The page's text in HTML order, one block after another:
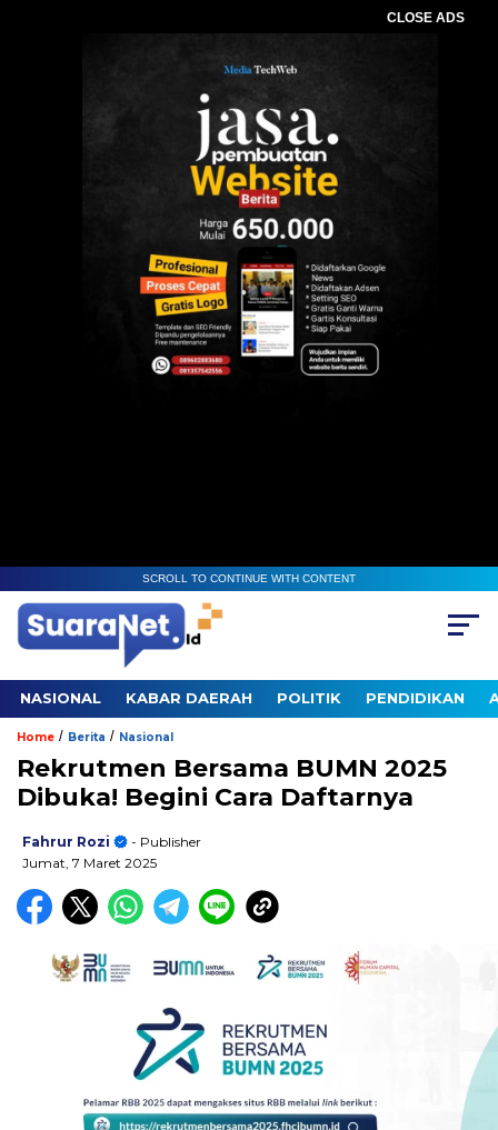
CLOSE ADS
SCROLL TO CONTINUE WITH CONTENT
NASIONAL KABAR DAERAH POLITIK PENDIDIKAN
Home / Berita / Nasional
Rekrutmen Bersama BUMN 2025
Dibuka! Begini Cara Daftarnya
Fahrur Rozi
- Publisher
Jumat, 7 Maret 2025